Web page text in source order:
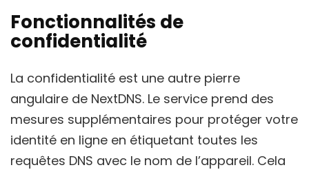
Fonctionnalités de
confidentialité
La confidentialité est une autre pierre
angulaire de NextDNS. Le service prend des
mesures supplémentaires pour protéger votre
identité en ligne en étiquetant toutes les
requêtes DNS avec le nom de l’appareil. Cela